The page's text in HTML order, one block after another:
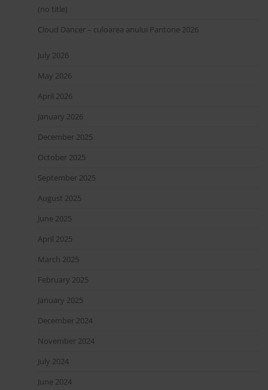
(no title)
Cloud Dancer – culoarea anului Pantone 2026
July 2026
May 2026
April 2026
January 2026
December 2025
October 2025
September 2025
August 2025
June 2025
April 2025
March 2025
February 2025
January 2025
December 2024
November 2024
July 2024
June 2024